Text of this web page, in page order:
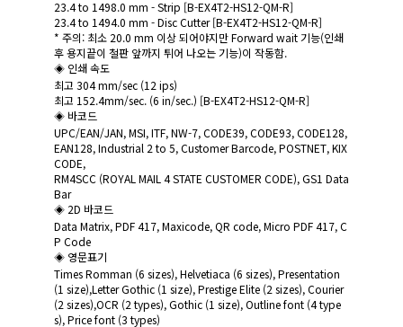
23.4 to 1498.0 mm - Strip [B-EX4T2-HS12-QM-R]
23.4 to 1494.0 mm - Disc Cutter [B-EX4T2-HS12-QM-R]
* 주의: 최소 20.0 mm 이상 되어야지만 Forward wait 기능(인쇄
후 용지끝이 철판 앞까지 튀어 나오는 기능)이 작동함.
◈ 인쇄 속도
최고 304 mm/sec (12 ips)
최고 152.4mm/sec. (6 in/sec.) [B-EX4T2-HS12-QM-R]
◈ 바코드
UPC/EAN/JAN, MSI, ITF, NW-7, CODE39, CODE93, CODE128,
EAN128, Industrial 2 to 5, Customer Barcode, POSTNET, KIX
CODE,
RM4SCC (ROYAL MAIL 4 STATE CUSTOMER CODE), GS1 Data
Bar
◈ 2D 바코드
Data Matrix, PDF 417, Maxicode, QR code, Micro PDF 417, C
P Code
◈ 영문표기
Times Romman (6 sizes), Helvetiaca (6 sizes), Presentation
(1 size),Letter Gothic (1 size), Prestige Elite (2 sizes), Courier
(2 sizes),OCR (2 types), Gothic (1 size), Outline font (4 type
s), Price font (3 types)